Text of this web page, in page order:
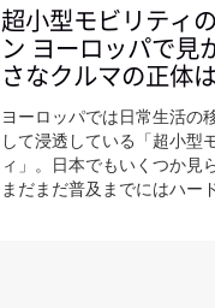
超小型モビリティ
ン ヨーロッパで見
さなクルマの正体
ヨーロッパでは日常生活の
して浸透している「超小型
ィ」。日本でもいくつか見
まだまだ普及までにはハー